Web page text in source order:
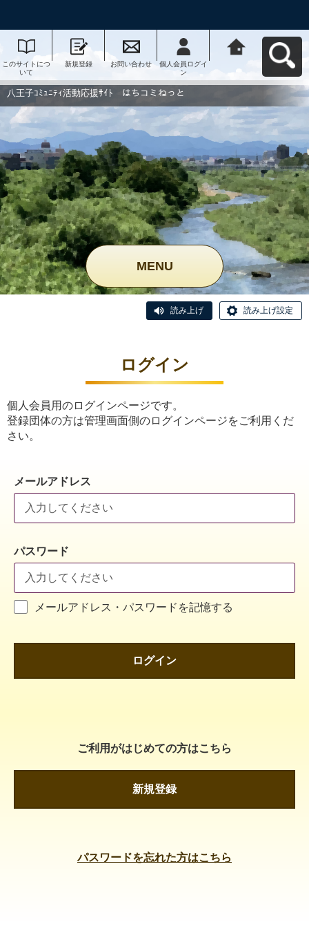
このサイトにつ
いて
新規登録 お問い合わせ
個人会員ログイ
ン
動応援ｻｲﾄ はち
コミねっとへ戻
八王子ｺﾐｭﾆﾃｨ活動応援ｻｲﾄ はちコミねっと
MENU
読み上げ 読み上げ設定
ログイン
個人会員用のログインページです。
登録団体の方は管理画面側のログインページをご利用くだ
さい。
メールアドレス
パスワード
メールアドレス・パスワードを記憶する
ログイン
ご利用がはじめての方はこちら
新規登録
パスワードを忘れた方はこちら